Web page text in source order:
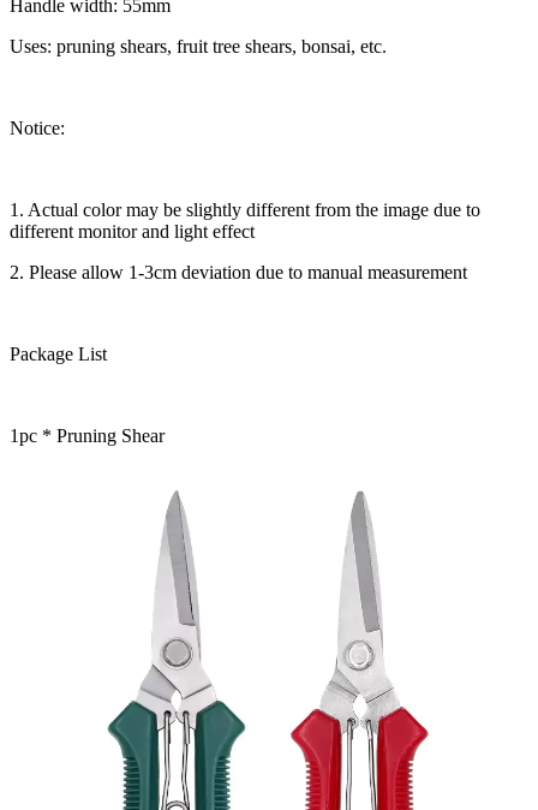
Handle width: 55mm
Uses: pruning shears, fruit tree shears, bonsai, etc.
Notice:
1. Actual color may be slightly different from the image due to
different monitor and light effect
2. Please allow 1-3cm deviation due to manual measurement
Package List
1pc * Pruning Shear